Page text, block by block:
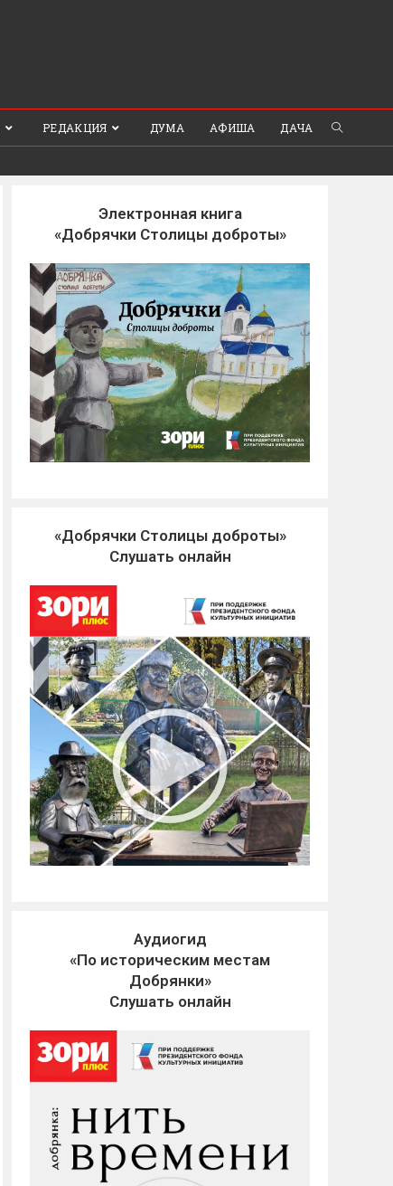
РЕДАКЦИЯ ДУМА АФИША ДАЧА
Электронная книга
«Добрячки Столицы доброты»
«Добрячки Столицы доброты»
Слушать онлайн
Аудиогид
«По историческим местам
Добрянки»
Слушать онлайн